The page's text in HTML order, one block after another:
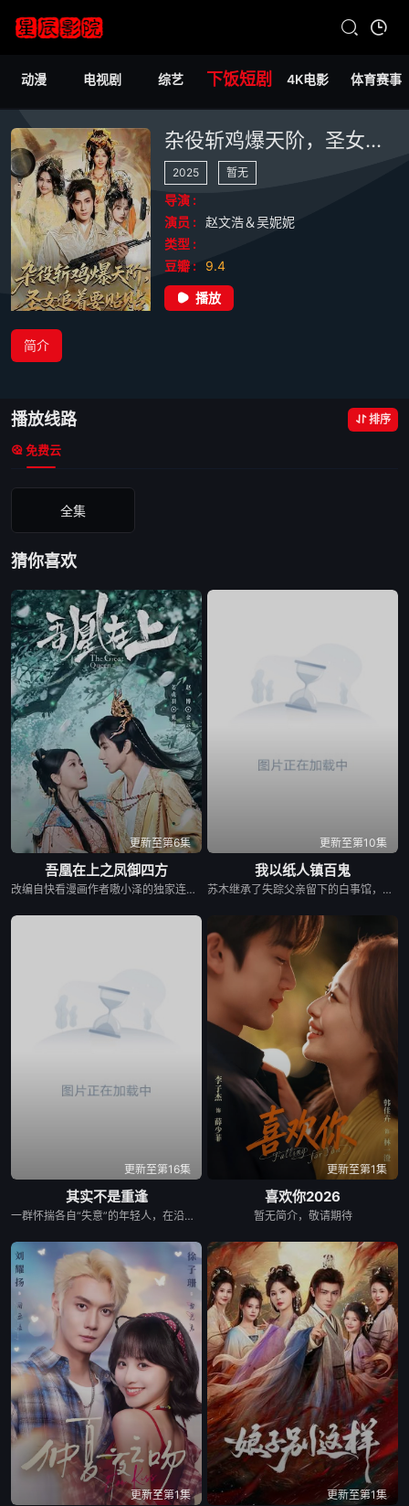
动漫 电视剧 综艺 下饭短剧 4K电影 体育赛事
杂役斩鸡爆天阶，圣女追着要贴贴
2025 暂无
导演 :
演员 :
赵文浩＆吴妮妮
类型 :
豆瓣 :
9.4
播放
简介
播放线路 排序
免费云
全集
猜你喜欢
更新至第6集
吾凰在上之凤御四方
改编自快看漫画作者嗷小泽的独家连载漫画《吾凰在上》。 现代少女奚圆（姜贞羽 饰）因意外踏入玄机界，继而卷入虎云国内乱的漩涡，身陷重重危机，而在一次次险象环生中，奚圆的真实身份逐渐浮出水面，她体内的凤凰神力也在机缘巧合下被激发觉醒。肩负整个玄机界安危的奚圆将个人的生死抛之脑后挺身而出，勇敢地向至高的神律挑战，并最终凭借自身的聪慧与坚韧守护了玄机界的苍生。
更新至第10集
我以纸人镇百鬼
苏木继承了失踪父亲留下的白事馆，本想低调扎纸维生，却因一具流血的新娘纸人卷入了一场跨越十年的惊天阴谋。这纸人身上，竟贴着父亲消失前的绝命符箓。为了寻找父亲，苏木手持家传罗盘，独闯古镇鬼婚宴，掌扇招魂神棍。深陷租界纸域大楼，反杀吸血资本家。最终踏入生人勿近的封门村，揭开百人活尸背后的血泪冤案。随着三块罗盘碎片合一，当年的背叛者，父亲的结拜兄弟王叔现身夺宝。王叔布下万怨噬魂阵，欲将苏木炼成杀戮傀儡。生死关头，苏木觉醒苏家至高血脉，融合父亲残魂，引九霄神雷荡平邪祟。你以为苏家扎的是纸，不，扎的是这世间的公道。从此，苏木手持罗盘，行走阴阳，开启了一段热血又诡异的捉鬼传奇。
更新至第16集
其实不是重逢
一群怀揣各自“失意”的年轻人，在沿海小城南安相遇相知，他们决心各展所长创办旅行社。他们以当地的特色人文与美食为引，用真诚与创意打动游客。尽管在创业路上笑料百出，但他们也渐渐褪去青涩，逐渐打响“成功旅行社”的品牌。从“冤家”互怼到甜蜜携手，“成功小分队”不仅在南安扎根了事业，更收获了惺惺相惜的友情与双向奔赴的爱情。
更新至第1集
喜欢你2026
暂无简介，敬请期待
更新至第1集 更新至第1集